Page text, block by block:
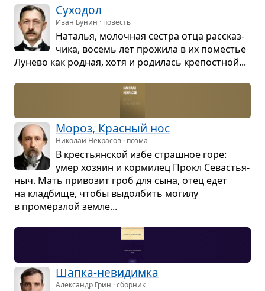
Сухо­дол
Иван Бунин · повесть
Ната­лья, молоч­ная сестра отца рас­сказ­
чика, восемь лет про­жила в их поме­стье
Лунево как род­ная, хотя и роди­лась кре­пост­ной...
Мороз, Крас­ный нос
Николай Некрасов · поэма
В кре­стьян­ской избе страш­ное горе:
умер хозяин и кор­ми­лец Прокл Сева­стья­
ныч. Мать при­во­зит гроб для сына, отец едет
на клад­бище, чтобы выдол­бить могилу
в промёрз­лой земле...
Шапка-неви­димка
Александр Грин · сборник